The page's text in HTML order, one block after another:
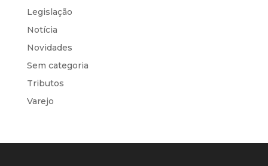
Legislação
Notícia
Novidades
Sem categoria
Tributos
Varejo